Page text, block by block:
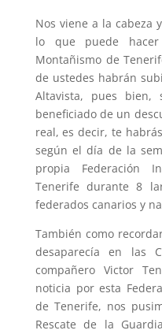
Nos viene a la cabeza
lo que puede
Montañismo de
de ustedes habrán
Altavista, pues bien,
beneficiado de un
real, es decir, te
según el día de la
propia Federación
Tenerife durante 8
federados canarios y
También como
desaparecía en las
compañero Victor
noticia por esta
de Tenerife, nos
Rescate de la